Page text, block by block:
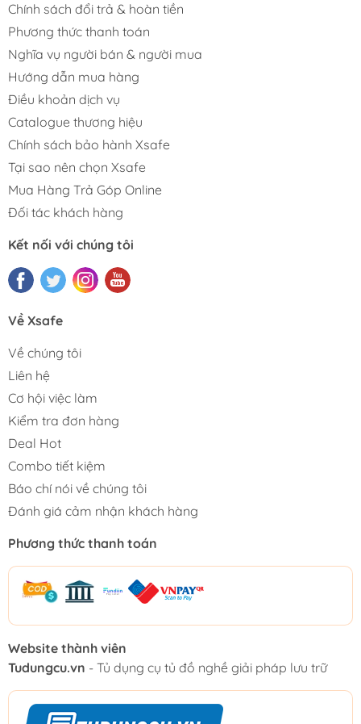
Chính sách đổi trả & hoàn tiền
Phương thức thanh toán
Nghĩa vụ người bán & người mua
Hướng dẫn mua hàng
Điều khoản dịch vụ
Catalogue thương hiệu
Chính sách bảo hành Xsafe
Tại sao nên chọn Xsafe
Mua Hàng Trả Góp Online
Đối tác khách hàng
Kết nối với chúng tôi
Về Xsafe
Về chúng tôi
Liên hệ
Cơ hội việc làm
Kiểm tra đơn hàng
Deal Hot
Combo tiết kiệm
Báo chí nói về chúng tôi
Đánh giá cảm nhận khách hàng
Phương thức thanh toán
Website thành viên
Tudungcu.vn - Tủ dụng cụ tủ đồ nghề giải pháp lưu trữ